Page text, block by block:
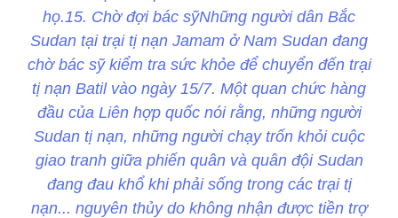
họ.15. Chờ đợi bác sỹNhững người dân Bắc
Sudan tại trại tị nạn Jamam ở Nam Sudan đang
chờ bác sỹ kiểm tra sức khỏe để chuyển đến trại
tị nạn Batil vào ngày 15/7. Một quan chức hàng
đầu của Liên hợp quốc nói rằng, những người
Sudan tị nạn, những người chạy trốn khỏi cuộc
giao tranh giữa phiến quân và quân đội Sudan
đang đau khổ khi phải sống trong các trại tị
nạn... nguyên thủy do không nhận được tiền trợ